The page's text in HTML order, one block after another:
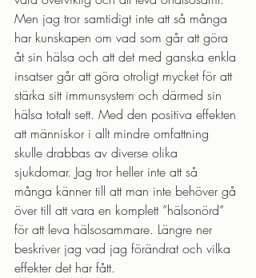
Men jag tror samtidigt inte att så många
har kunskapen om vad som går att göra
åt sin hälsa och att det med ganska enkla
insatser går att göra otroligt mycket för att
stärka sitt immunsystem och därmed sin
hälsa totalt sett. Med den positiva effekten
att människor i allt mindre omfattning
skulle drabbas av diverse olika
sjukdomar. Jag tror heller inte att så
många känner till att man inte behöver gå
över till att vara en komplett ”hälsonörd”
för att leva hälsosammare. Längre ner
beskriver jag vad jag förändrat och vilka
effekter det har fått.